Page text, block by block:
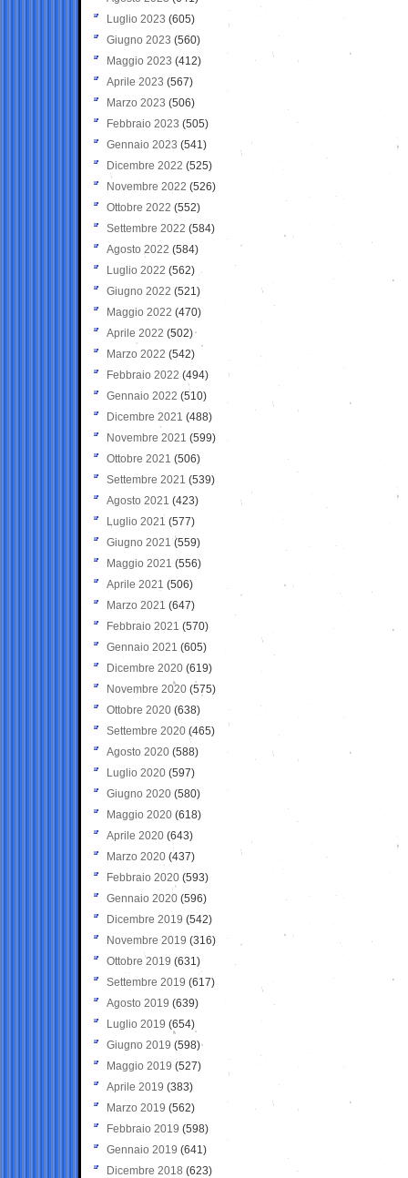
Luglio 2023 (605)
Giugno 2023 (560)
Maggio 2023 (412)
Aprile 2023 (567)
Marzo 2023 (506)
Febbraio 2023 (505)
Gennaio 2023 (541)
Dicembre 2022 (525)
Novembre 2022 (526)
Ottobre 2022 (552)
Settembre 2022 (584)
Agosto 2022 (584)
Luglio 2022 (562)
Giugno 2022 (521)
Maggio 2022 (470)
Aprile 2022 (502)
Marzo 2022 (542)
Febbraio 2022 (494)
Gennaio 2022 (510)
Dicembre 2021 (488)
Novembre 2021 (599)
Ottobre 2021 (506)
Settembre 2021 (539)
Agosto 2021 (423)
Luglio 2021 (577)
Giugno 2021(559)
Maggio 2021 (556)
Aprile 2021 (506)
Marzo 2021 (647)
Febbraio 2021 (570)
Gennaio 2021 (605)
Dicembre 2020 (619)
Novembre 2020 (575)
Ottobre 2020 (638)
Settembre 2020(465)
Agosto 2020 (588)
Luglio 2020 (597)
Giugno 2020 (580)
Maggio 2020 (618)
Aprile 2020 (643)
Marzo 2020 (437)
Febbraio 2020 (593)
Gennaio 2020 (596)
Dicembre 2019 (542)
Novembre 2019 (316)
Ottobre 2019 (631)
Settembre 2019 (617)
Agosto 2019 (639)
Luglio 2019 (654)
Giugno 2019 (598)
Maggio 2019 (527)
Aprile 2019 (383)
Marzo 2019 (562)
Febbraio 2019 (598)
Gennaio 2019 (641)
Dicembre 2018 (623)